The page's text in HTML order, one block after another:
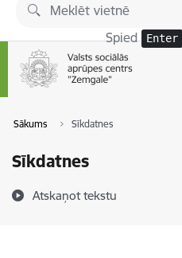
Pāriet uz lapas saturu
Spied Enter
Sākums Sīkdatnes
Sīkdatnes
Atskaņot tekstu